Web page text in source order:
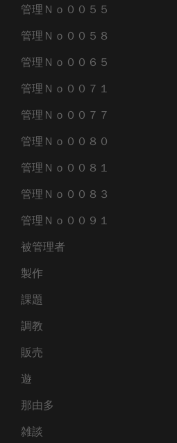
管理Ｎｏ００５５
管理Ｎｏ００５８
管理Ｎｏ００６５
管理Ｎｏ００７１
管理Ｎｏ００７７
管理Ｎｏ００８０
管理Ｎｏ００８１
管理Ｎｏ００８３
管理Ｎｏ００９１
被管理者
製作
課題
調教
販売
遊
那由多
雑談